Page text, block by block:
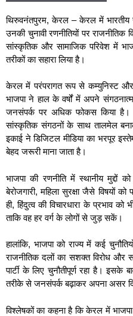
थिरुवनंतपुरम, केरल – केरल में भारतीय
उनकी चुनावी रणनीतियों पर राजनीतिक
सांस्कृतिक और सामाजिक परिवेश में
तरीकों का सहारा लिया है।
केरल में परंपरागत रूप से कम्युनिस्ट और
भाजपा ने हाल के वर्षों में अपने
जनसंपर्क पर अधिक फोकस किया है।
सांस्कृतिक संगठनों के साथ तालमेल
इकाई ने डिजिटल मीडिया का भरपूर
बेहद जरूरी माना जाता है।
भाजपा की रणनीति में स्थानीय मुद्दों
बेरोजगारी, महिला सुरक्षा जैसे विषयों
ही, हिंदुत्व की विचारधारा के प्रभाव
ताकि वह हर वर्ग के लोगों से जुड़ सकें।
हालांकि, भाजपा को राज्य में कई
राजनीतिक दलों का सशक्त विरोध और
पार्टी के लिए चुनौतीपूर्ण रहा है। इसके
तरीके से जनसंपर्क बढ़ाकर अपना असर
विश्लेषकों का कहना है कि केरल में